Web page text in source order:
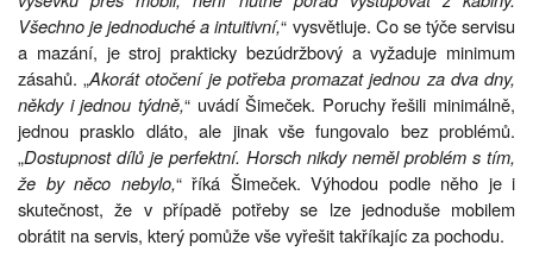
Všechno je jednoduché a intuitivní,“ vysvětluje. Co se týče servisu
a mazání, je stroj prakticky bezúdržbový a vyžaduje minimum
zásahů. „Akorát otočení je potřeba promazat jednou za dva dny,
někdy i jednou týdně,“ uvádí Šimeček. Poruchy řešili minimálně,
jednou prasklo dláto, ale jinak vše fungovalo bez problémů.
„Dostupnost dílů je perfektní. Horsch nikdy neměl problém s tím,
že by něco nebylo,“ říká Šimeček. Výhodou podle něho je i
skutečnost, že v případě potřeby se lze jednoduše mobilem
obrátit na servis, který pomůže vše vyřešit takříkajíc za pochodu.